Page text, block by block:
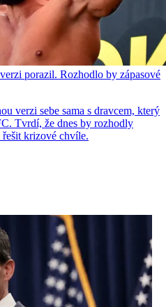
porazil. Rozhodlo by zápasové
verzi sebe sama s dravcem, který
Tvrdí, že dnes by rozhodly
řešit krizové chvíle.